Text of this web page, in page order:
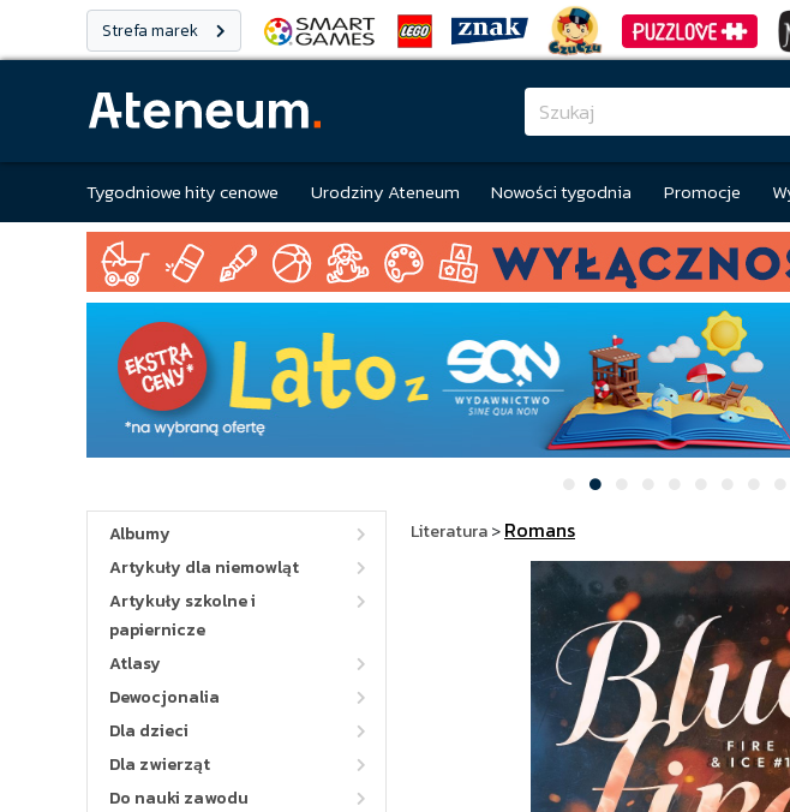
Strefa marek
Tygodniowe hity cenowe Urodziny Ateneum Nowości tygodnia Promocje
Albumy
Artykuły dla niemowląt
Artykuły szkolne i
papiernicze
Atlasy
Dewocjonalia
Dla dzieci
Dla zwierząt
Do nauki zawodu
Literatura>Romans